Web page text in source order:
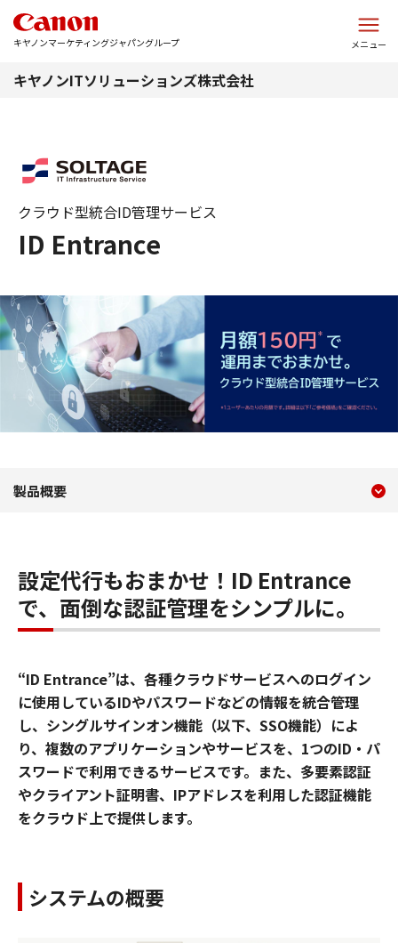
キヤノンマーケティングジャパングループ メニュー
キヤノンITソリューションズ株式会社
ID Entrance
クラウド型統合ID管理サービス
クラウド型統合ID管理サ
製品概要
設定代行もおまかせ！ID Entrance
で、面倒な認証管理をシンプルに。
“ID Entrance”は、各種クラウドサービスへのログイン
に使用しているIDやパスワードなどの情報を統合管理
し、シングルサインオン機能（以下、SSO機能）によ
り、複数のアプリケーションやサービスを、1つのID・パ
スワードで利用できるサービスです。また、多要素認証
やクライアント証明書、IPアドレスを利用した認証機能
をクラウド上で提供します。
システムの概要